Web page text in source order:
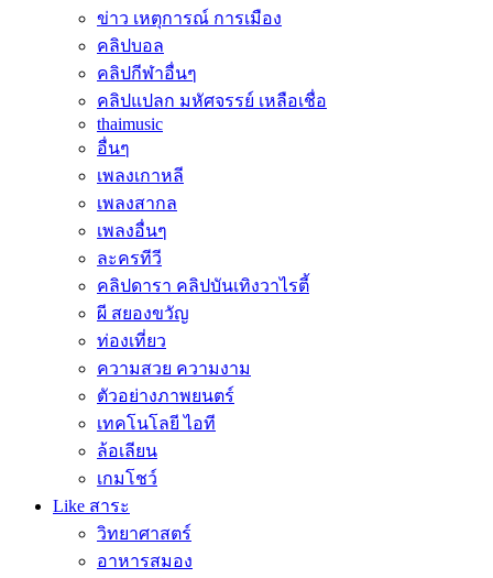
ข่าว เหตุการณ์ การเมือง
คลิปบอล
คลิปกีฬาอื่นๆ
คลิปแปลก มหัศจรรย์ เหลือเชื่อ
thaimusic
อื่นๆ
เพลงเกาหลี
เพลงสากล
เพลงอื่นๆ
ละครทีวี
คลิปดารา คลิปบันเทิงวาไรตี้
ผี สยองขวัญ
ท่องเที่ยว
ความสวย ความงาม
ตัวอย่างภาพยนตร์
เทคโนโลยี ไอที
ล้อเลียน
เกมโชว์
Like สาระ
วิทยาศาสตร์
อาหารสมอง